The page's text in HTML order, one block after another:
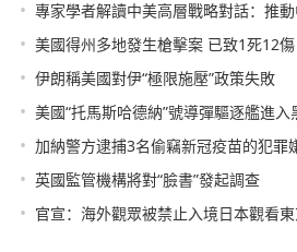
• 專家學者解讀中美高層戰略對話：推
• 美國得州多地發生槍擊案 已致1死12傷
• 伊朗稱美國對伊“極限施壓”政策失敗
• 美國“托馬斯哈德納”號導彈驅逐艦進
• 加納警方逮捕3名偷竊新冠疫苗的犯罪
• 英國監管機構將對“臉書”發起調查
• 官宣：海外觀眾被禁止入境日本觀看